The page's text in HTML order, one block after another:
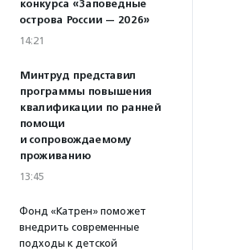
конкурса «Заповедные
острова России — 2026»
14:21
Минтруд представил
программы повышения
квалификации по ранней
помощи
и сопровождаемому
проживанию
13:45
Фонд «Катрен» поможет
внедрить современные
подходы к детской